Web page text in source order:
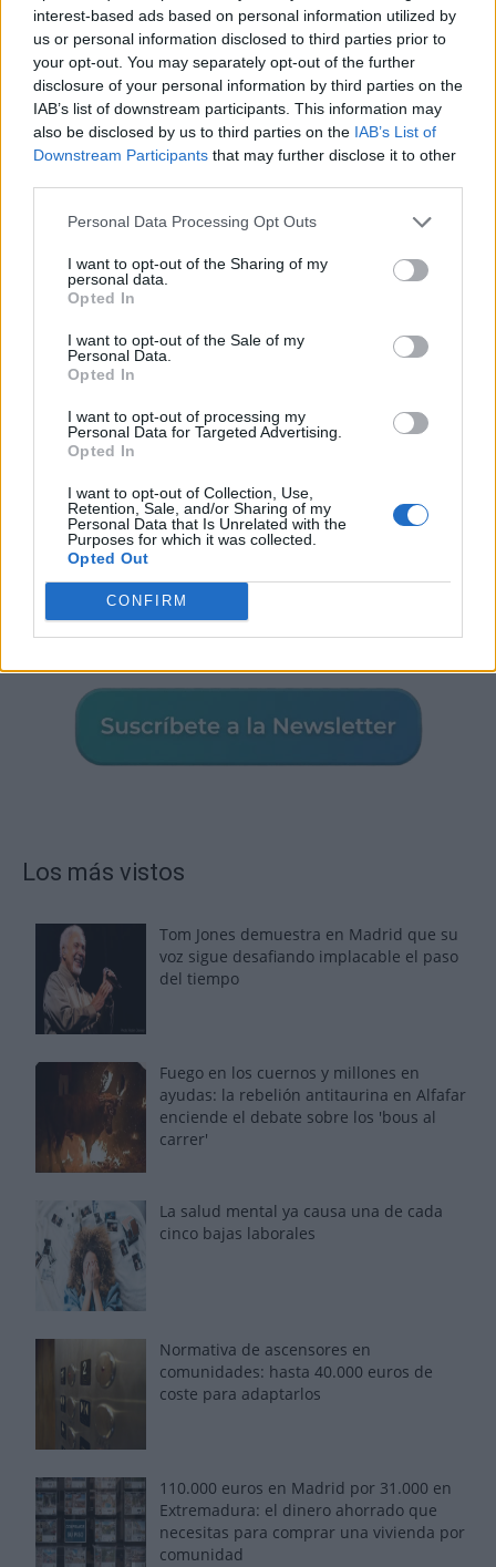
interest-based ads based on personal information utilized by
us or personal information disclosed to third parties prior to
your opt-out. You may separately opt-out of the further
disclosure of your personal information by third parties on the
IAB’s list of downstream participants. This information may
also be disclosed by us to third parties on the IAB’s List of
Downstream Participants that may further disclose it to other
Personal Data Processing Opt Outs
I want to opt-out of the Sharing of my
personal data.
Opted In
I want to opt-out of the Sale of my
Personal Data.
Opted In
I want to opt-out of processing my
Personal Data for Targeted Advertising.
Opted In
I want to opt-out of Collection, Use,
Retention, Sale, and/or Sharing of my
Personal Data that Is Unrelated with the
Purposes for which it was collected.
Opted Out
CONFIRM
Publicidad
Los más vistos
Tom Jones demuestra en Madrid que su
voz sigue desafiando implacable el paso
del tiempo
Fuego en los cuernos y millones en
ayudas: la rebelión antitaurina en Alfafar
enciende el debate sobre los 'bous al
carrer'
La salud mental ya causa una de cada
cinco bajas laborales
Normativa de ascensores en
comunidades: hasta 40.000 euros de
coste para adaptarlos
110.000 euros en Madrid por 31.000 en
Extremadura: el dinero ahorrado que
necesitas para comprar una vivienda por
comunidad